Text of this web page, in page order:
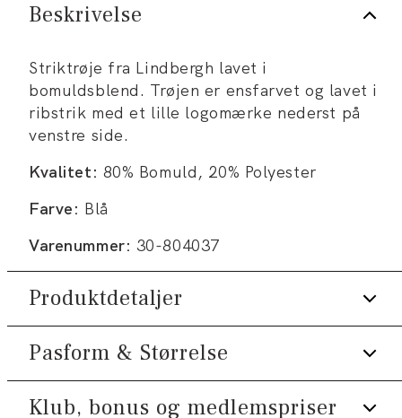
Beskrivelse
Striktrøje fra Lindbergh lavet i
bomuldsblend. Trøjen er ensfarvet og lavet i
ribstrik med et lille logomærke nederst på
venstre side.
Kvalitet: 80% Bomuld, 20% Polyester
Farve: Blå
Varenummer: 30-804037
Produktdetaljer
Fremstillet i behagelig bomuldsblend.
Trøjen er lavet i ribstrik.
Logomærke nederst på venstre side.
Pasform & Størrelse
Fit:Relaxed fit
Klub, bonus og medlemspriser